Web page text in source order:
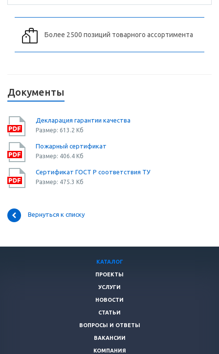
Более 2500 позиций товарного ассортимента
Документы
Декларация гарантии качества
Размер: 613.2 Кб
Пожарный сертификат
Размер: 406.4 Кб
Сертификат ГОСТ Р соответствия ТУ
Размер: 475.3 Кб
Вернуться к списку
КАТАЛОГ
ПРОЕКТЫ
УСЛУГИ
НОВОСТИ
СТАТЬИ
ВОПРОСЫ И ОТВЕТЫ
ВАКАНСИИ
КОМПАНИЯ